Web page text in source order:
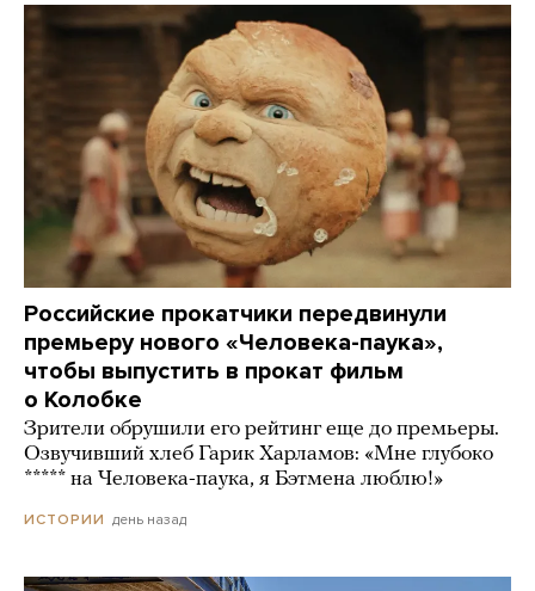
Российские прокатчики передвинули
премьеру нового «Человека-паука»,
чтобы выпустить в прокат фильм
о Колобке
Зрители обрушили его рейтинг еще до премьеры.
Озвучивший хлеб Гарик Харламов: «Мне глубоко
***** на Человека-паука, я Бэтмена люблю!»
ИСТОРИИ день назад